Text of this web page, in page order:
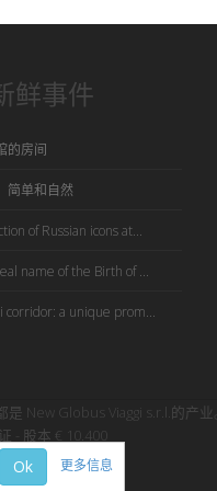
鲜事件
的房间
简单和自然
of Russian icons at...
name of the Birth of ...
corridor: a unique prom...
New Globus Viaggi s.r.l.的产业。
- 股本 € 10.400
Ok 更多信息